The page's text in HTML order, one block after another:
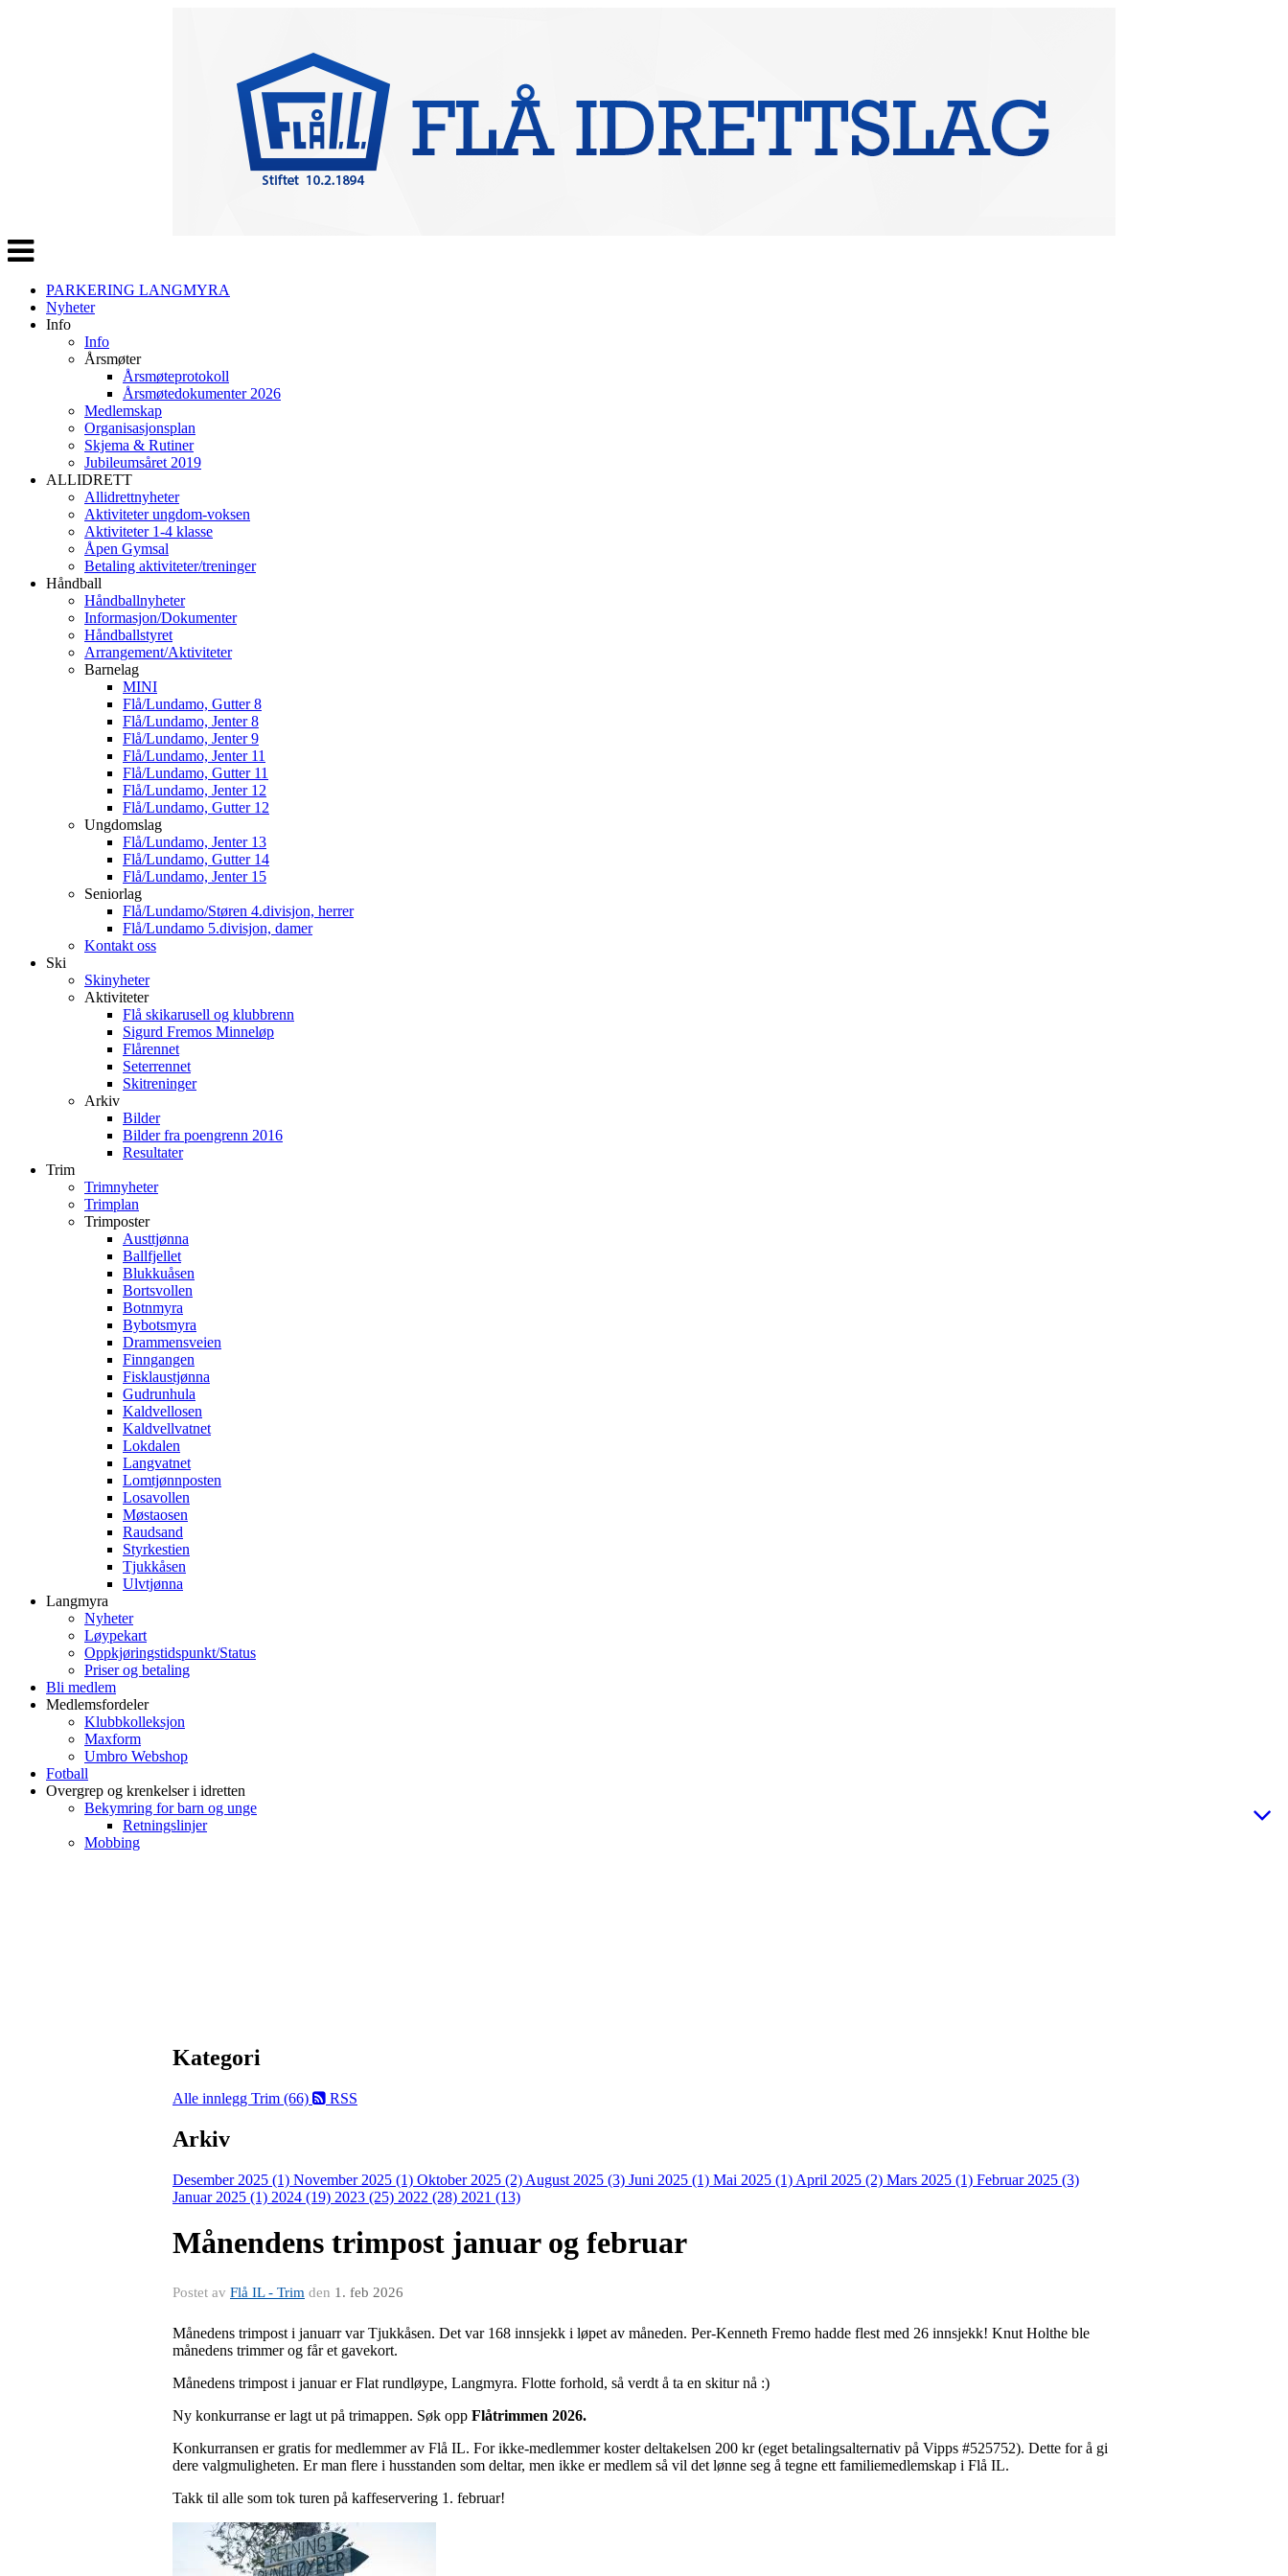
Veksle
navigasjon
PARKERING LANGMYRA
Nyheter
Info
Info
Årsmøter
Årsmøteprotokoll
Årsmøtedokumenter 2026
Medlemskap
Organisasjonsplan
Skjema & Rutiner
Jubileumsåret 2019
ALLIDRETT
Allidrettnyheter
Aktiviteter ungdom-voksen
Aktiviteter 1-4 klasse
Åpen Gymsal
Betaling aktiviteter/treninger
Håndball
Håndballnyheter
Informasjon/Dokumenter
Håndballstyret
Arrangement/Aktiviteter
Barnelag
MINI
Flå/Lundamo, Gutter 8
Flå/Lundamo, Jenter 8
Flå/Lundamo, Jenter 9
Flå/Lundamo, Jenter 11
Flå/Lundamo, Gutter 11
Flå/Lundamo, Jenter 12
Flå/Lundamo, Gutter 12
Ungdomslag
Flå/Lundamo, Jenter 13
Flå/Lundamo, Gutter 14
Flå/Lundamo, Jenter 15
Seniorlag
Flå/Lundamo/Støren 4.divisjon, herrer
Flå/Lundamo 5.divisjon, damer
Kontakt oss
Ski
Skinyheter
Aktiviteter
Flå skikarusell og klubbrenn
Sigurd Fremos Minneløp
Flårennet
Seterrennet
Skitreninger
Arkiv
Bilder
Bilder fra poengrenn 2016
Resultater
Trim
Trimnyheter
Trimplan
Trimposter
Austtjønna
Ballfjellet
Blukkuåsen
Bortsvollen
Botnmyra
Bybotsmyra
Drammensveien
Finngangen
Fisklaustjønna
Gudrunhula
Kaldvellosen
Kaldvellvatnet
Lokdalen
Langvatnet
Lomtjønnposten
Losavollen
Møstaosen
Raudsand
Styrkestien
Tjukkåsen
Ulvtjønna
Langmyra
Nyheter
Løypekart
Oppkjøringstidspunkt/Status
Priser og betaling
Bli medlem
Medlemsfordeler
Klubbkolleksjon
Maxform
Umbro Webshop
Fotball
Overgrep og krenkelser i idretten
Bekymring for barn og unge
Retningslinjer
Mobbing
Kategori
Alle innlegg Trim (66) RSS
Arkiv
Desember 2025 (1) November 2025 (1) Oktober 2025 (2) August 2025 (3) Juni 2025 (1) Mai 2025 (1) April 2025 (2) Mars 2025 (1) Februar 2025 (3)
Januar 2025 (1) 2024 (19) 2023 (25) 2022 (28) 2021 (13)
Månendens trimpost januar og februar
Postet av Flå IL - Trim den 1. feb 2026
Månedens trimpost i januarr var Tjukkåsen. Det var 168 innsjekk i løpet av måneden. Per-Kenneth Fremo hadde flest med 26 innsjekk! Knut Holthe ble
månedens trimmer og får et gavekort.
Månedens trimpost i januar er Flat rundløype, Langmyra. Flotte forhold, så verdt å ta en skitur nå :)
Ny konkurranse er lagt ut på trimappen. Søk opp Flåtrimmen 2026.
Konkurransen er gratis for medlemmer av Flå IL. For ikke-medlemmer koster deltakelsen 200 kr (eget betalingsalternativ på Vipps #525752). Dette for å gi
dere valgmuligheten. Er man flere i husstanden som deltar, men ikke er medlem så vil det lønne seg å tegne ett familiemedlemskap i Flå IL.
Takk til alle som tok turen på kaffeservering 1. februar!